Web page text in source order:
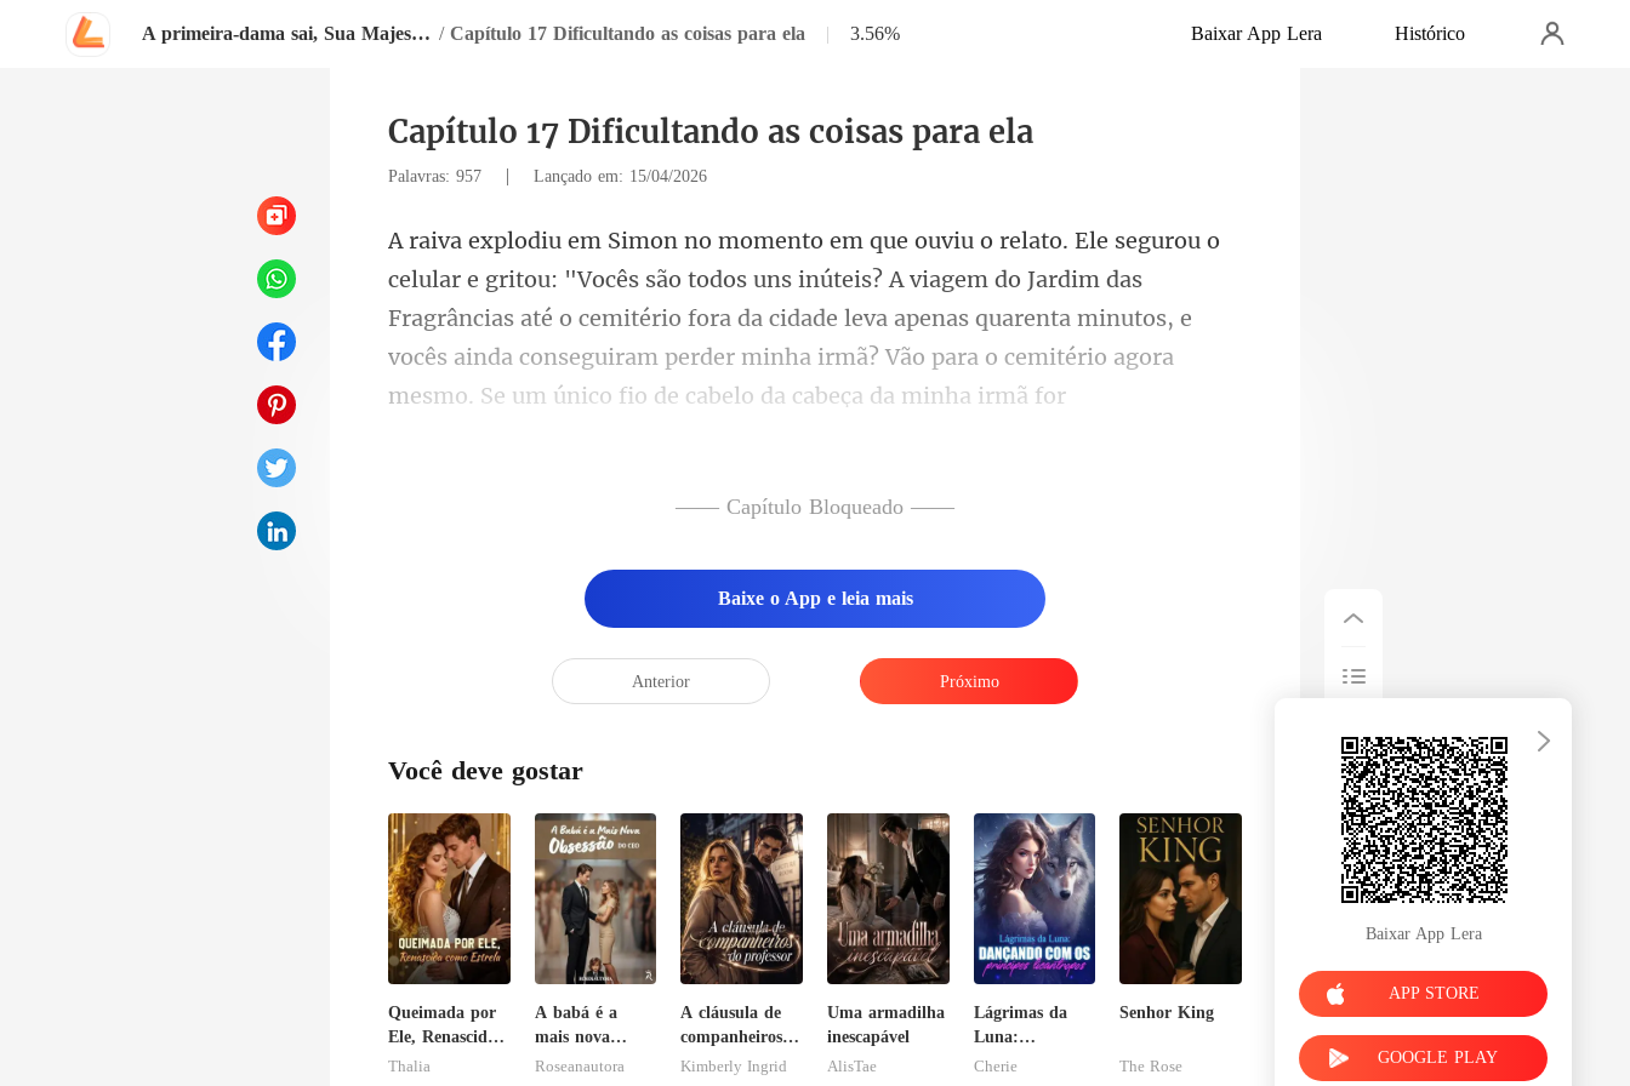
A primeira-dama sai, Sua Majestade chega / Capítulo 17 Dificultando as coisas para ela | 3.56% Baixar App Lera Histórico
Capítulo 17 Dificultando as coisas para ela
Palavras: 957 | Lançado em: 15/04/2026
teis? A viagem do Jardim das
Fragrâncias até o cemitério fora da cidade leva apenas quarenta minutos, e
vocês ainda
—— Capítulo Bloqueado ——
Baixe o App e leia mais
Anterior Próximo
Você deve gostar
Queimada por
Ele, Renascida
como Estrela
Thalia
A babá é a
mais nova
obsessão do
Roseanautora
A cláusula de
companheiros
do professor
Kimberly Ingrid
Uma armadilha
inescapável
AlisTae
Lágrimas da
Luna:
Dançando com
Cherie
Senhor King
The Rose
Baixar App Lera
APP STORE
GOOGLE PLAY